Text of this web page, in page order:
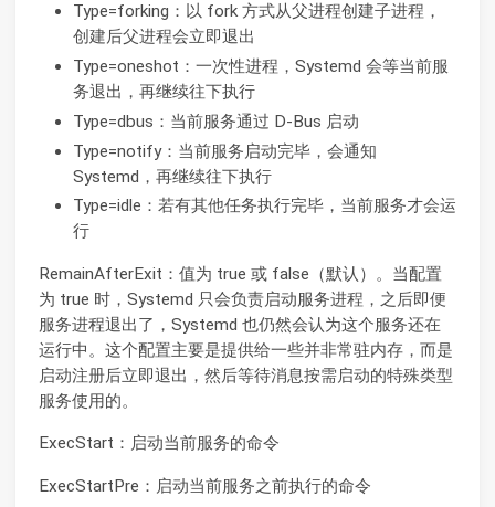
Type=forking：以 fork 方式从父进程创建子进程，
创建后父进程会立即退出
Type=oneshot：一次性进程，Systemd 会等当前服
务退出，再继续往下执行
Type=dbus：当前服务通过 D-Bus 启动
Type=notify：当前服务启动完毕，会通知
Systemd，再继续往下执行
Type=idle：若有其他任务执行完毕，当前服务才会运
行
RemainAfterExit：值为 true 或 false（默认）。当配置
为 true 时，Systemd 只会负责启动服务进程，之后即便
服务进程退出了，Systemd 也仍然会认为这个服务还在
运行中。这个配置主要是提供给一些并非常驻内存，而是
启动注册后立即退出，然后等待消息按需启动的特殊类型
服务使用的。
ExecStart：启动当前服务的命令
ExecStartPre：启动当前服务之前执行的命令